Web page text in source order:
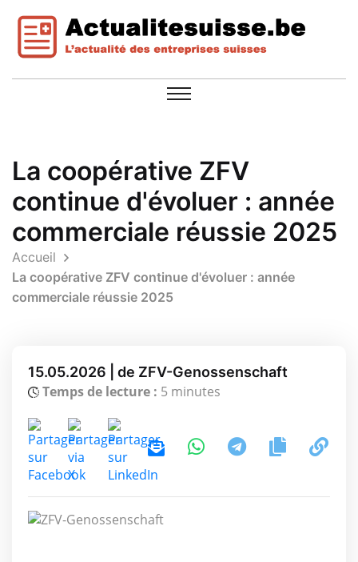
La coopérative ZFV
continue d'évoluer : année
commerciale réussie 2025
Accueil
La coopérative ZFV continue d'évoluer : année
commerciale réussie 2025
15.05.2026 | de ZFV-Genossenschaft
Temps de lecture : 5 minutes